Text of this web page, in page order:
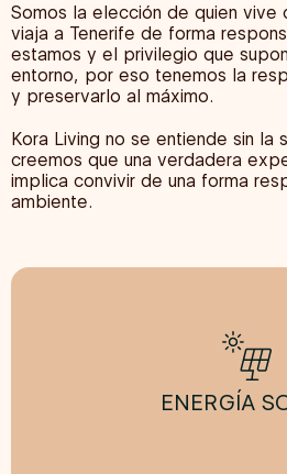
Somos la elección de quien vive
viaja a Tenerife de forma
estamos y el privilegio que
entorno, por eso tenemos la
y preservarlo al máximo.
Kora Living no se entiende sin la
creemos que una verdadera
implica convivir de una forma
ambiente.
ENERGÍA